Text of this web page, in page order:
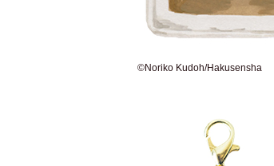
©Noriko Kudoh/Hakusensha